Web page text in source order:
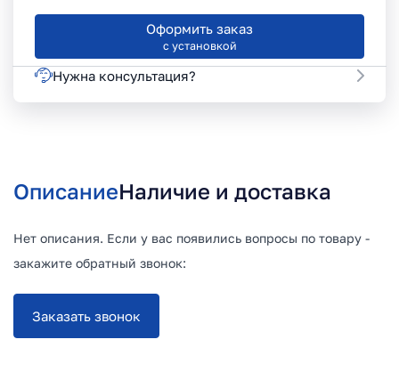
Оформить заказ
с установкой
Нужна консультация?
ОписаниеНаличие и доставка
Нет описания. Если у вас появились вопросы по товару -
закажите обратный звонок:
Заказать звонок